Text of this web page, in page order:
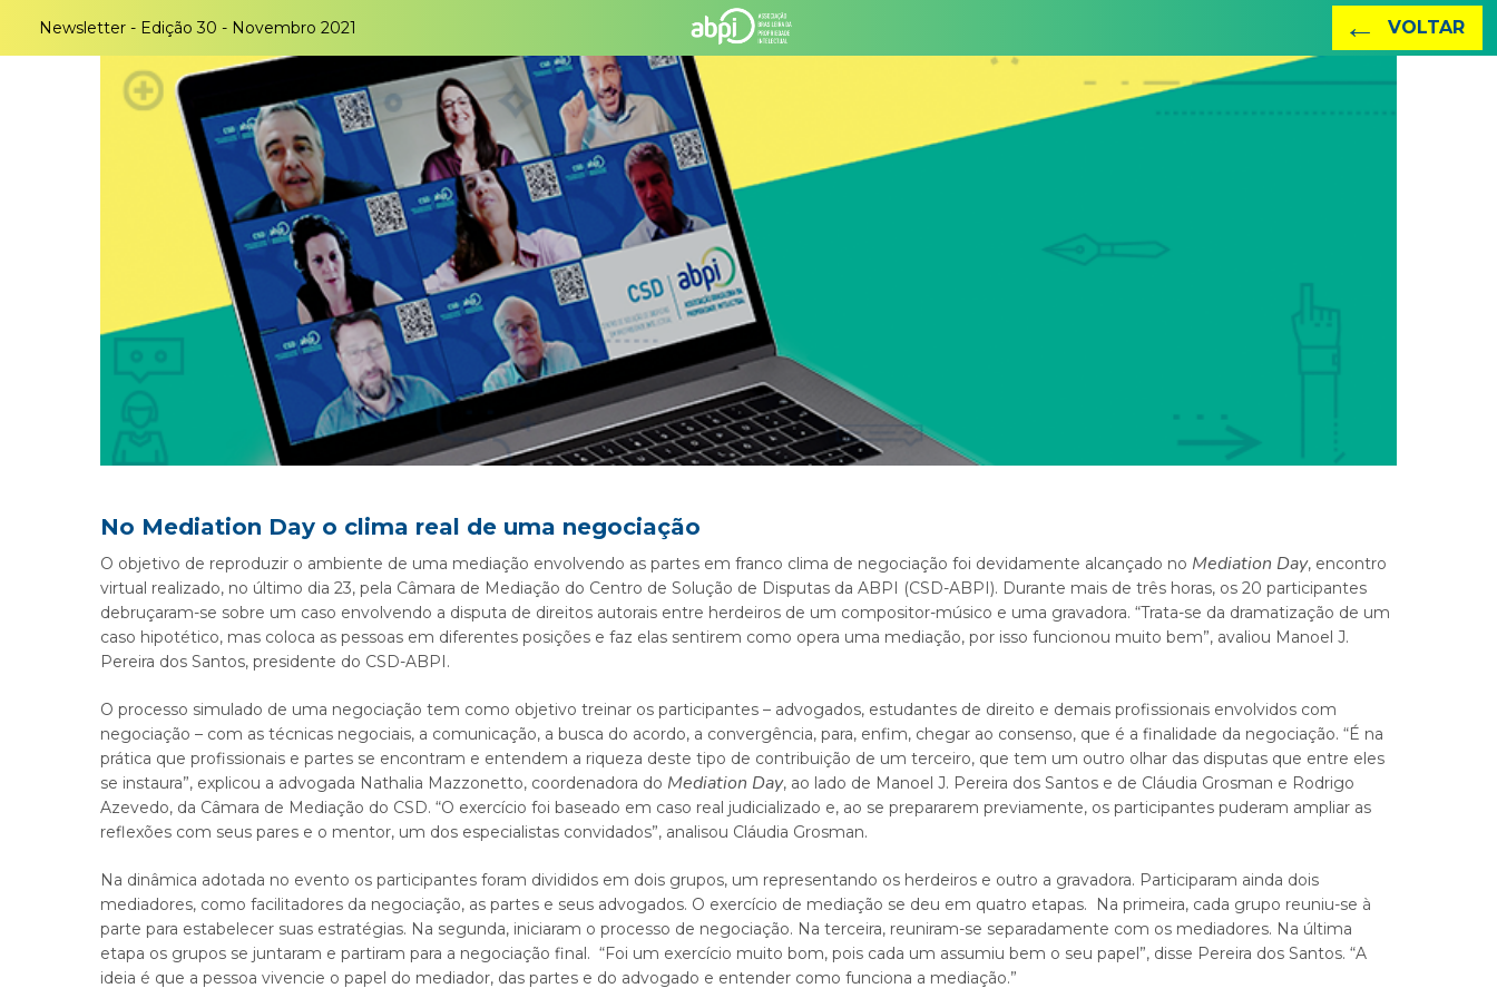
Newsletter - Edição 30 - Novembro 2021 ← VOLTAR
No Mediation Day o clima real de uma negociação
O objetivo de reproduzir o ambiente de uma mediação envolvendo as partes em franco clima de negociação foi devidamente alcançado no Mediation Day, encontro
virtual realizado, no último dia 23, pela Câmara de Mediação do Centro de Solução de Disputas da ABPI (CSD-ABPI). Durante mais de três horas, os 20 participantes
debruçaram-se sobre um caso envolvendo a disputa de direitos autorais entre herdeiros de um compositor-músico e uma gravadora. “Trata-se da dramatização de um
caso hipotético, mas coloca as pessoas em diferentes posições e faz elas sentirem como opera uma mediação, por isso funcionou muito bem”, avaliou Manoel J.
Pereira dos Santos, presidente do CSD-ABPI.
O processo simulado de uma negociação tem como objetivo treinar os participantes – advogados, estudantes de direito e demais profissionais envolvidos com
negociação – com as técnicas negociais, a comunicação, a busca do acordo, a convergência, para, enfim, chegar ao consenso, que é a finalidade da negociação. “É na
prática que profissionais e partes se encontram e entendem a riqueza deste tipo de contribuição de um terceiro, que tem um outro olhar das disputas que entre eles
se instaura”, explicou a advogada Nathalia Mazzonetto, coordenadora do Mediation Day, ao lado de Manoel J. Pereira dos Santos e de Cláudia Grosman e Rodrigo
Azevedo, da Câmara de Mediação do CSD. “O exercício foi baseado em caso real judicializado e, ao se prepararem previamente, os participantes puderam ampliar as
reflexões com seus pares e o mentor, um dos especialistas convidados”, analisou Cláudia Grosman.
Na dinâmica adotada no evento os participantes foram divididos em dois grupos, um representando os herdeiros e outro a gravadora. Participaram ainda dois
mediadores, como facilitadores da negociação, as partes e seus advogados. O exercício de mediação se deu em quatro etapas. Na primeira, cada grupo reuniu-se à
parte para estabelecer suas estratégias. Na segunda, iniciaram o processo de negociação. Na terceira, reuniram-se separadamente com os mediadores. Na última
etapa os grupos se juntaram e partiram para a negociação final. “Foi um exercício muito bom, pois cada um assumiu bem o seu papel”, disse Pereira dos Santos. “A
ideia é que a pessoa vivencie o papel do mediador, das partes e do advogado e entender como funciona a mediação.”